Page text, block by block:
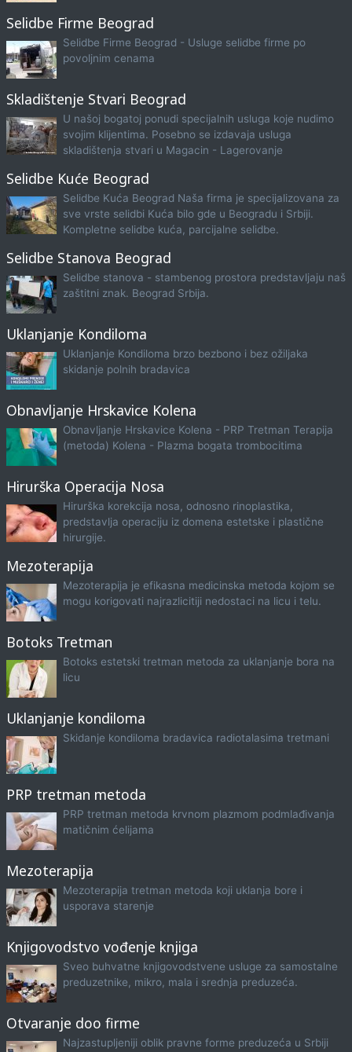
Selidbe Firme Beograd
Selidbe Firme Beograd - Usluge selidbe firme po
povoljnim cenama
Skladištenje Stvari Beograd
U našoj bogatoj ponudi specijalnih usluga koje nudimo
svojim klijentima. Posebno se izdavaja usluga
skladištenja stvari u Magacin - Lagerovanje
Selidbe Kuće Beograd
Selidbe Kuća Beograd Naša firma je specijalizovana za
sve vrste selidbi Kuća bilo gde u Beogradu i Srbiji.
Kompletne selidbe kuća, parcijalne selidbe.
Selidbe Stanova Beograd
Selidbe stanova - stambenog prostora predstavljaju naš
zaštitni znak. Beograd Srbija.
Uklanjanje Kondiloma
Uklanjanje Kondiloma brzo bezbono i bez ožiljaka
skidanje polnih bradavica
Obnavljanje Hrskavice Kolena
Obnavljanje Hrskavice Kolena - PRP Tretman Terapija
(metoda) Kolena - Plazma bogata trombocitima
Hirurška Operacija Nosa
Hirurška korekcija nosa, odnosno rinoplastika,
predstavlja operaciju iz domena estetske i plastične
hirurgije.
Mezoterapija
Mezoterapija je efikasna medicinska metoda kojom se
mogu korigovati najrazlicitiji nedostaci na licu i telu.
Botoks Tretman
Botoks estetski tretman metoda za uklanjanje bora na
licu
Uklanjanje kondiloma
Skidanje kondiloma bradavica radiotalasima tretmani
PRP tretman metoda
PRP tretman metoda krvnom plazmom podmlađivanja
matičnim ćelijama
Mezoterapija
Mezoterapija tretman metoda koji uklanja bore i
usporava starenje
Knjigovodstvo vođenje knjiga
Sveo buhvatne knjigovodstvene usluge za samostalne
preduzetnike, mikro, mala i srednja preduzeća.
Otvaranje doo firme
Najzastupljeniji oblik pravne forme preduzeća u Srbiji